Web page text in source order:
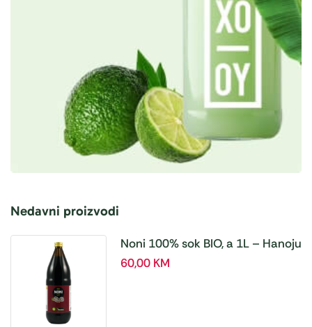
Nedavni proizvodi
Noni 100% sok BIO, a 1L – Hanoju
60,00 KM